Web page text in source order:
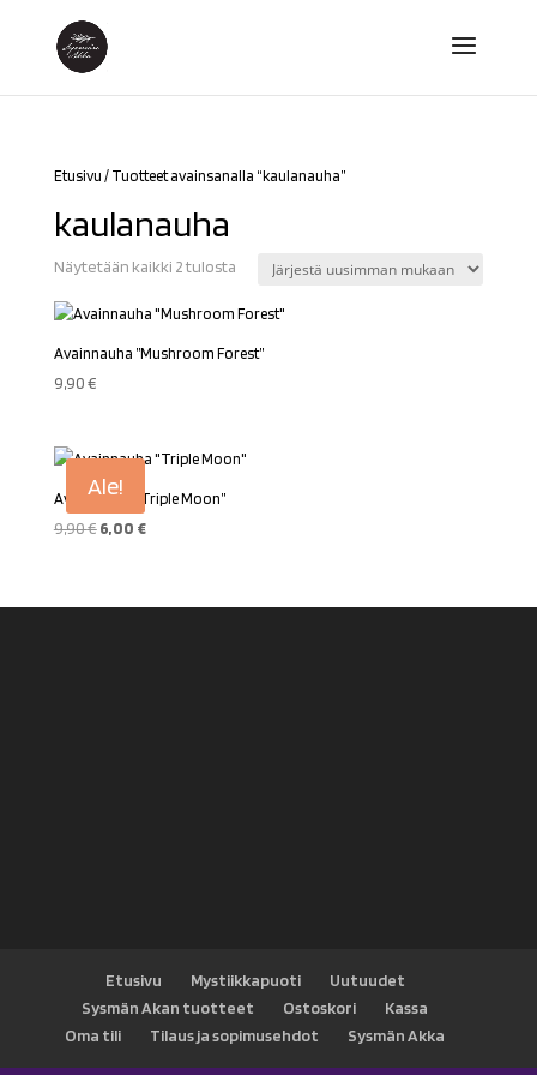
Etusivu / Tuotteet avainsanalla “kaulanauha”
kaulanauha
Näytetään kaikki 2 tulostaSorted
latest
Avainnauha ”Mushroom Forest”
9,90€
Ale!
Avainnauha ”Triple Moon”
9,90€ Alkuperäinen
9,90 €.
6,00 €Nykyinen
6,00 €.
Etusivu Mystiikkapuoti
Uutuudet
Sysmän Akan tuotteet
Ostoskori
Kassa
Oma tili
Tilaus ja sopimusehdot Sysmän Akka